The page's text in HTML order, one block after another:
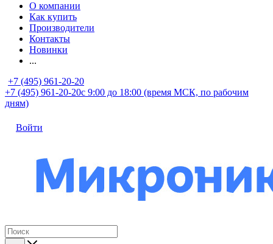
О компании
Как купить
Производители
Контакты
Новинки
...
+7 (495) 961-20-20
+7 (495) 961-20-20с 9:00 до 18:00 (время МСК, по рабочим
дням)
Войти